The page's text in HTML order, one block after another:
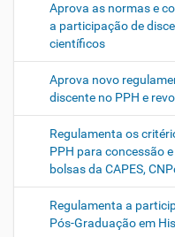
Aprova as normas e
a participação de
científicos
Aprova novo
discente no PPH e
Regulamenta os
PPH para concessão
bolsas da CAPES,
Regulamenta a
Pós-Graduação em